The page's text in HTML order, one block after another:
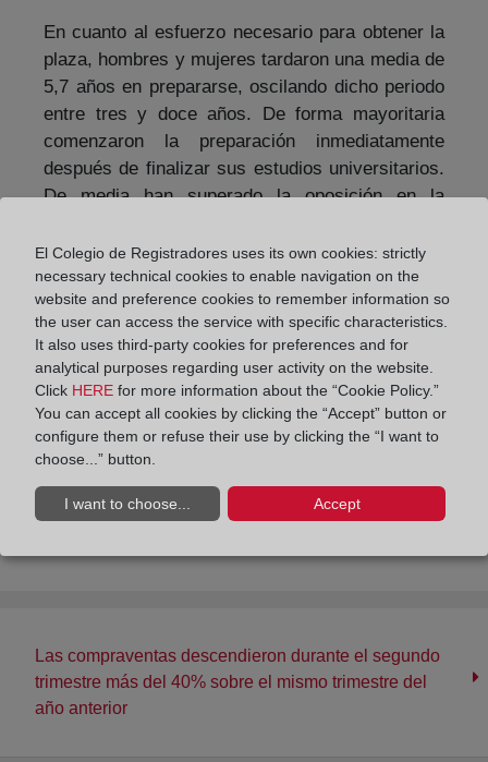
En cuanto al esfuerzo necesario para obtener la
plaza, hombres y mujeres tardaron una media de
5,7 años en prepararse, oscilando dicho periodo
entre tres y doce años. De forma mayoritaria
comenzaron la preparación inmediatamente
después de finalizar sus estudios universitarios.
De media han superado la oposición en la
presentado, aunque uno de cada tres lo ha
conseguido en la primera convocatoria.
Compartir:
Las viviendas inscritas en julio caen un tercio,
Las compraventas descendieron durante el segundo
trimestre más del 40% sobre el mismo trimestre del
año anterior
El Colegio de Registradores uses its own cookies: strictly
necessary technical cookies to enable navigation on the
website and preference cookies to remember information so
the user can access the service with specific characteristics.
It also uses third-party cookies for preferences and for
analytical purposes regarding user activity on the website.
Click HERE for more information about the “Cookie Policy.”
You can accept all cookies by clicking the “Accept” button or
configure them or refuse their use by clicking the “I want to
choose...” button.
I want to choose... Accept